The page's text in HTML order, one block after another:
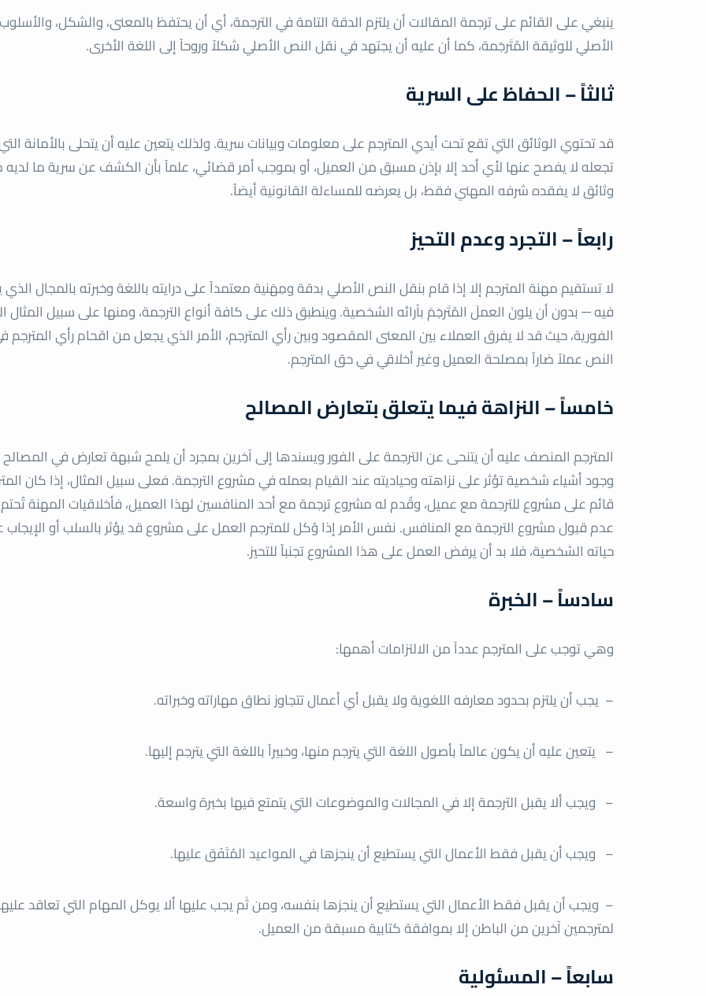
ينبغي على القائم على ترجمة المقالات أن يلتزم الدقة التامة في الترجمة، أي أن يحتفظ بالمعنى، والشكل، والأسلوب
الأصلي للوثيقة المُتَرجَمة، كما أن عليه أن يجتهد في نقل النص الأصلي شكلاً وروحاً إلى اللغة الأخرى.
ثالثاً – الحفاظ على السرية
قد تحتوي الوثائق التي تقع تحت أيدي المترجم على معلومات وبيانات سرية. ولذلك يتعين عليه أن يتحلى بالأمانة
تجعله لا يفصح عنها لأي أحد إلا بإذن مسبق من العميل، أو بموجب أمر قضائي، علماً بأن الكشف عن سرية ما
وثائق لا يفقده شرفه المهني فقط، بل يعرضه للمساءلة القانونية أيضاً.
رابعاً – التجرد وعدم التحيز
لا تستقيم مهنة المترجم إلا إذا قام بنقل النص الأصلي بدقة ومِهَنية معتمداً على درايته باللغة وخبرته بالمجال الذي
فيه ─ بدون أن يلونَ العملَ المُتَرجَمَ بآرائه الشخصية. وينطبق ذلك على كافة أنواع الترجمة، ومنها على سبيل المثال
الفورية، حيث قد لا يفرق العملاء بين المعنى المقصود وبين رأي المترجم، الأمر الذي يجعل من اقحام رأي المترجم
النص عملاً ضاراً بمصلحة العميل وغير أخلاقي في حق المترجم.
خامساً – النزاهة فيما يتعلق بتعارض المصالح
المترجم المنصف عليه أن يتنحى عن الترجمة على الفور ويسندها إلى آخرين بمجرد أن يلمح شبهة تعارض في المصالح
وجود أشياء شخصية تؤثر على نزاهته وحياديته عند القيام بعمله في مشروع الترجمة. فعلى سبيل المثال، إذا كان
قائم على مشروع للترجمة مع عميل، وقُدم له مشروع ترجمة مع أحد المنافسين لهذا العميل، فأخلاقيات المهنة
عدم قبول مشروع الترجمة مع المنافس. نفس الأمر إذا وُكل للمترجم العمل على مشروع قد يؤثر بالسلب أو الإيجاب
حياته الشخصية، فلا بد أن يرفض العمل على هذا المشروع تجنباً للتحيز.
سادساً – الخبرة
وهي توجب على المترجم عدداً من الالتزامات أهمها:
– يجب أن يلتزم بحدود معارفه اللغوية ولا يقبل أيَ أعمال تتجاوز نطاق مهاراته وخبراته.
– يتعين عليه أن يكون عالماً بأصول اللغة التي يترجم منها، وخبيراً باللغة التي يترجم إليها.
– ويجب ألا يقبل الترجمة إلا في المجالات والموضوعات التي يتمتع فيها بخبرة واسعة.
– ويجب أن يقبل فقط الأعمال التي يستطيع أن ينجزها في المواعيد المُتَفَق عليها.
– ويجب أن يقبل فقط الأعمال التي يستطيع أن ينجزها بنفسه، ومن ثَم يجب عليها ألا يوكل المهام التي تعاقد
لمترجمين آخرين من الباطن إلا بموافقة كتابية مسبقة من العميل.
سابعاً – المسئولية